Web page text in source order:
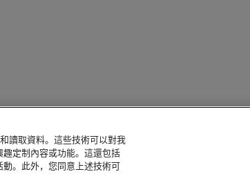
讀取資料。這些技術可以對我
定制內容或功能。這還包括
。此外，您同意上述技術可